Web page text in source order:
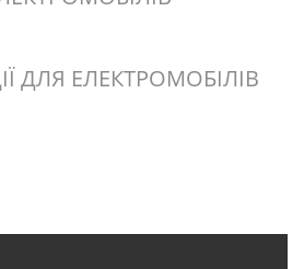
ДЛЯ ЕЛЕКТРОМОБІЛІВ